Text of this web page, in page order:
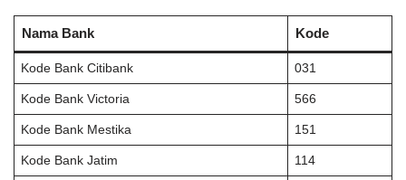
Nama Bank Kode
Kode Bank Citibank 031
Kode Bank Victoria 566
Kode Bank Mestika 151
Kode Bank Jatim 114